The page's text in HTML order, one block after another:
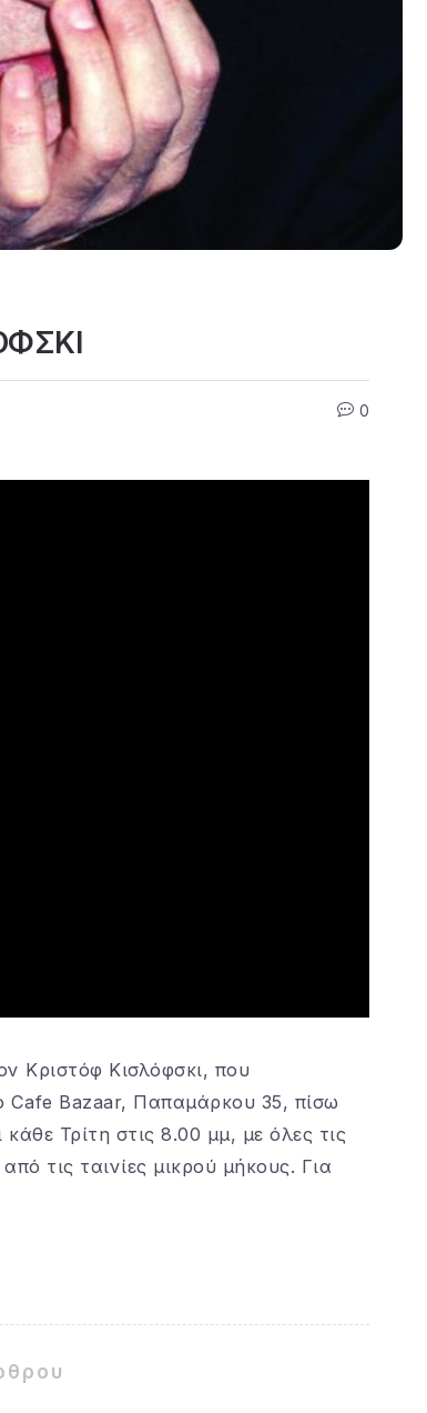
0
Κριστόφ Κισλόφσκι, που
Cafe Bazaar, Παπαμάρκου 35, πίσω
Τρίτη στις 8.00 μμ, με όλες τις
τις ταινίες μικρού μήκους. Για